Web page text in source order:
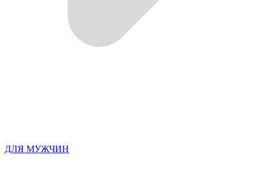
ДЛЯ МУЖЧИН